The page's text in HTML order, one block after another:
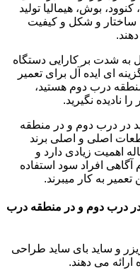
بوش، هیمالیا تولید
ساختار و شکل و کیفیت
به شدت بر کارایی دستگاه
ای ایده آل برای تعمیر
درب دوم هستید،
نادیده نگیرید.
در درب دوم و در منطقه
اصلی و اصلی برند
اهمیت زیادی دارد و
آگاهی افراد سود استفاده
به کار میبرند.
در درب دوم و در منطقه درب
و ساید بای ساید طراحی
می دهند.